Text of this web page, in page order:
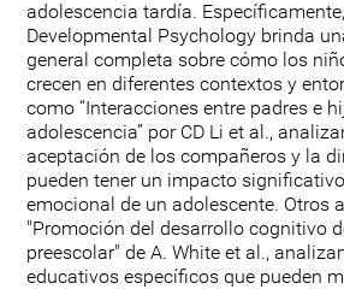
adolescencia tardía.
Developmental Psychology brinda
general completa sobre cómo los
crecen en diferentes contextos y
como “Interacciones entre padres e
adolescencia” por CD Li et al.,
aceptación de los compañeros y la
pueden tener un impacto
emocional de un adolescente. Otros
"Promoción del desarrollo cognitivo
preescolar" de A. White et al.,
educativos específicos que pueden